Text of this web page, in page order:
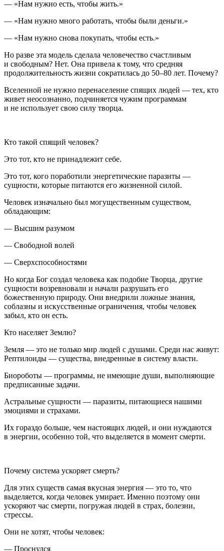
— «Нам нужно есть, чтобы жить.»
— «Нам нужно много работать, чтобы были деньги.»
— «Нам нужно снова покупать, чтобы есть.»
Но разве эта модель сделала человечество счастливым
и свободным? Нет. Она привела к тому, что средняя
продолжительность жизни сократилась до 50–80 лет. Почему?
Вселенной не нужно перенаселение спящих людей — тех, кто
живет неосознанно, подчиняется чужим программам
и не использует свою силу творца.
Кто такой спящий человек?
Это тот, кто не принадлежит себе.
Это тот, кого поработили энергетические паразиты —
сущности, которые питаются его жизненной силой.
Человек изначально был могущественным существом,
обладающим:
— Высшим разумом
— Свободной волей
— Сверхспособностями
Но когда Бог создал человека как подобие Творца, другие
сущности возревновали и начали разрушать его
божественную природу. Они внедрили ложные знания,
соблазны и искусственные ограничения, чтобы человек
забыл, кто он есть.
Кто населяет Землю?
Земля — это не только мир людей с душами. Среди нас живут:
Рептилоиды — существа, внедренные в систему власти.
Биороботы — программы, не имеющие души, выполняющие
предписанные задачи.
Астральные сущности — паразиты, питающиеся нашими
эмоциями и страхами.
Их гораздо больше, чем настоящих людей, и они нуждаются
в энергии, особенно той, что выделяется в момент смерти.
Почему система ускоряет смерть?
Для этих существ самая вкусная энергия — это то, что
выделяется, когда человек умирает. Именно поэтому они
ускоряют час смерти, погружая людей в страх, болезни,
стрессы.
Они не хотят, чтобы человек:
— Проснулся